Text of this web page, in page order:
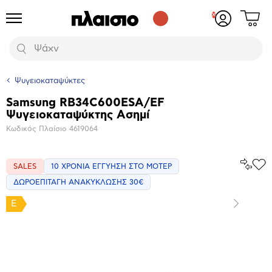
Προϊόντα
Αναζήτηση
Δες
Ψυγειοκαταψύκτες
Βασικά
χαρακτηριστικά
Samsung RB34C600ESA/EF
Ψυγειοκαταψύκτης Ασημί
Κωδικός Πλαίσιο 4619064
SALES 10 ΧΡΟΝΙΑ ΕΓΓΥΗΣΗ ΣΤΟ ΜΟΤΕΡ
ΔΩΡΟΕΠΙΤΑΓΗ ΑΝΑΚΥΚΛΩΣΗΣ 30€
Επόμενο
E